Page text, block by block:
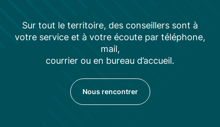
Sur tout le territoire, des conseillers sont à
votre service et à votre écoute par téléphone,
mail,
courrier ou en bureau d’accueil.
Nous rencontrer